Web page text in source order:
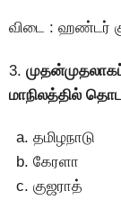
விடை : ஹண்டர்
3.
மாநிலத்தில்
தமிழநாடு
கேரளா
குஜராத்